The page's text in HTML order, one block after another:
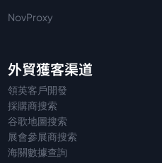
NovProxy
外貿獲客渠道
領英客戶開發
採購商搜索
谷歌地圖搜索
展會參展商搜索
海關數據查詢